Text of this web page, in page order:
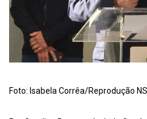
Foto: Isabela Corrêa/Reprodução